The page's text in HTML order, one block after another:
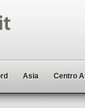
Asia Centro